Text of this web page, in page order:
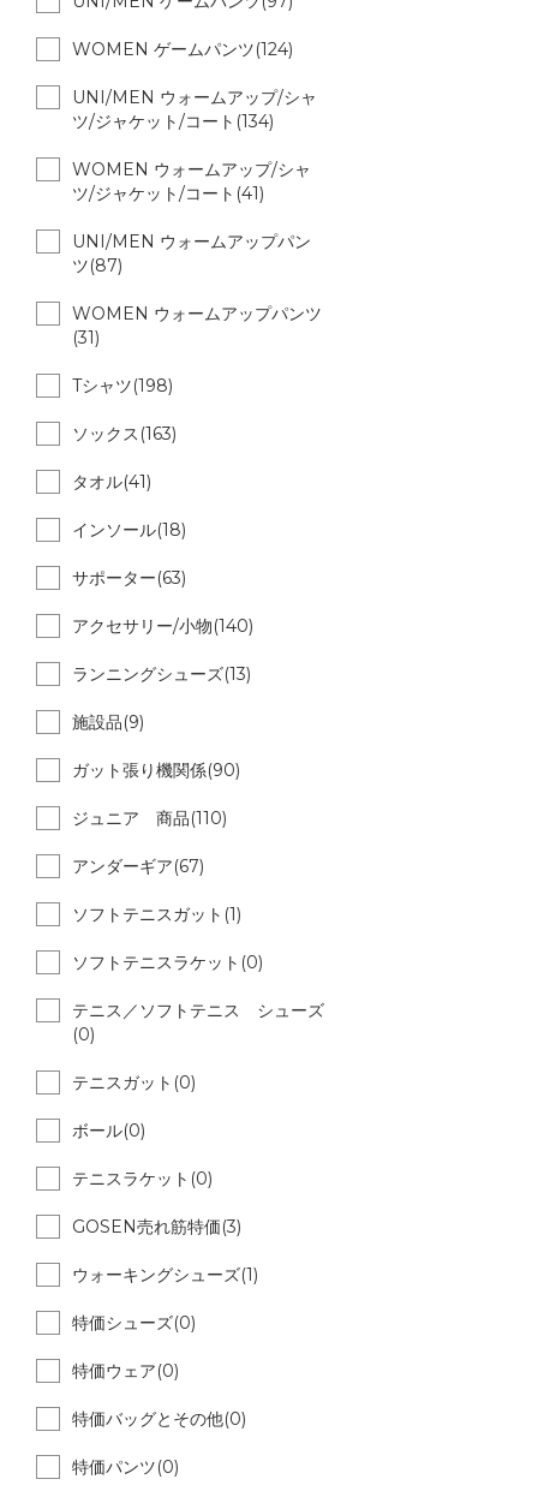
WOMEN ゲームパンツ(124)
UNI/MEN ウォームアップ/シャ
ツ/ジャケット/コート(134)
WOMEN ウォームアップ/シャ
ツ/ジャケット/コート(41)
UNI/MEN ウォームアップパン
ツ(87)
WOMEN ウォームアップパンツ
(31)
Tシャツ(198)
ソックス(163)
タオル(41)
インソール(18)
サポーター(63)
アクセサリー/小物(140)
ランニングシューズ(13)
施設品(9)
ガット張り機関係(90)
ジュニア 商品(110)
アンダーギア(67)
ソフトテニスガット(1)
ソフトテニスラケット(0)
テニス／ソフトテニス シューズ
(0)
テニスガット(0)
ボール(0)
テニスラケット(0)
GOSEN売れ筋特価(3)
ウォーキングシューズ(1)
特価シューズ(0)
特価ウェア(0)
特価バッグとその他(0)
特価パンツ(0)